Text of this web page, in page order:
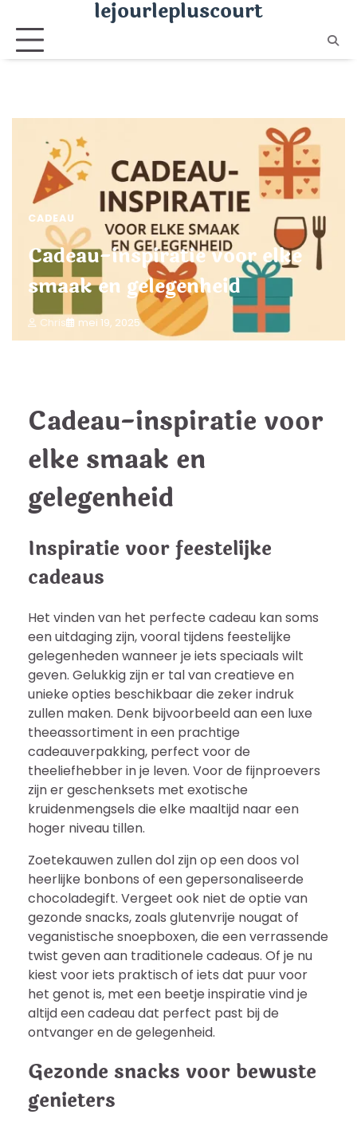
naar
inhoud
lejourlepluscourt
CADEAU
Cadeau-inspiratie voor elke
smaak en gelegenheid
Chris mei 19, 2025
Cadeau-inspiratie voor
elke smaak en
gelegenheid
Inspiratie voor feestelijke
cadeaus
Het vinden van het perfecte cadeau kan soms
een uitdaging zijn, vooral tijdens feestelijke
gelegenheden wanneer je iets speciaals wilt
geven. Gelukkig zijn er tal van creatieve en
unieke opties beschikbaar die zeker indruk
zullen maken. Denk bijvoorbeeld aan een luxe
theeassortiment in een prachtige
cadeauverpakking, perfect voor de
theeliefhebber in je leven. Voor de fijnproevers
zijn er geschenksets met exotische
kruidenmengsels die elke maaltijd naar een
hoger niveau tillen.
Zoetekauwen zullen dol zijn op een doos vol
heerlijke bonbons of een gepersonaliseerde
chocoladegift. Vergeet ook niet de optie van
gezonde snacks, zoals glutenvrije nougat of
veganistische snoepboxen, die een verrassende
twist geven aan traditionele cadeaus. Of je nu
kiest voor iets praktisch of iets dat puur voor
het genot is, met een beetje inspiratie vind je
altijd een cadeau dat perfect past bij de
ontvanger en de gelegenheid.
Gezonde snacks voor bewuste
genieters